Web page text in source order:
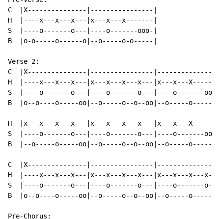
C  |X---------------|----------------|
H  |----x---x---x---|x---x---x-------|
S  |----o-------o---|----o-------ooo-|
B  |o-o-----o------o|--o-----o-o-----|
Verse 2:
C  |X---------------|----------------
H  |----x---x---x---|x---x---x---x---|x---x---
S  |----o-------o---|----o-------o---|----o-------
B  |o--o----o-----oo|--o-----o--o--oo|--o-----o-------
H  |x---x---x---x---|x---x---x---x---|x---x---
S  |----o-------o---|----o-------o---|----o-------
B  |--o-----o-----oo|--o-----o--o--oo|--o-----
C  |X---------------|----------------
H  |----x---x---x---|x---x---x---x---|x---x---x---
S  |----o-------o---|----o-------o---|----o-------o---
B  |o--o----o-----oo|--o-----o--o--oo|--o-----
Pre-Chorus: